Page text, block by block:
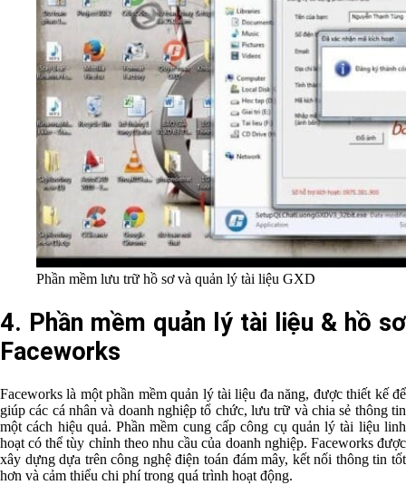
Phần mềm lưu trữ hồ sơ và quản lý tài liệu GXD
4. Phần mềm quản lý tài liệu & hồ sơ
Faceworks
Faceworks là một phần mềm quản lý tài liệu đa năng, được thiết kế để
giúp các cá nhân và doanh nghiệp tổ chức, lưu trữ và chia sẻ thông tin
một cách hiệu quả. Phần mềm cung cấp công cụ quản lý tài liệu linh
hoạt có thể tùy chỉnh theo nhu cầu của doanh nghiệp. Faceworks được
xây dựng dựa trên công nghệ điện toán đám mây, kết nối thông tin tốt
hơn và cảm thiểu chi phí trong quá trình hoạt động.